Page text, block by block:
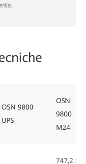
OSN 9800
UPS
OSN
9800
M24
747,2 x